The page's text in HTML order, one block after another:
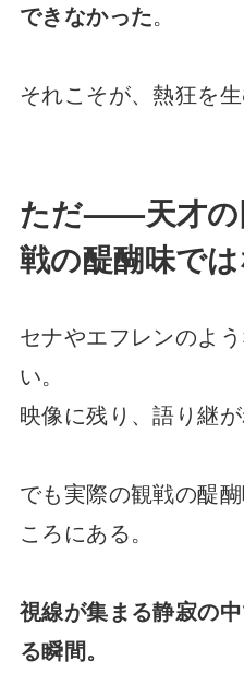
できなかった。
それこそが、熱狂を生
ただ——天才の
戦の醍醐味で
セナやエフレンのよ
い。
映像に残り、語り継が
でも実際の観戦の醍
ころにある。
視線が集まる静寂の
る瞬間。